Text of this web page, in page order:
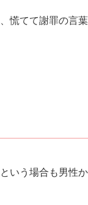
慌てて謝罪の言
いう場合も男性